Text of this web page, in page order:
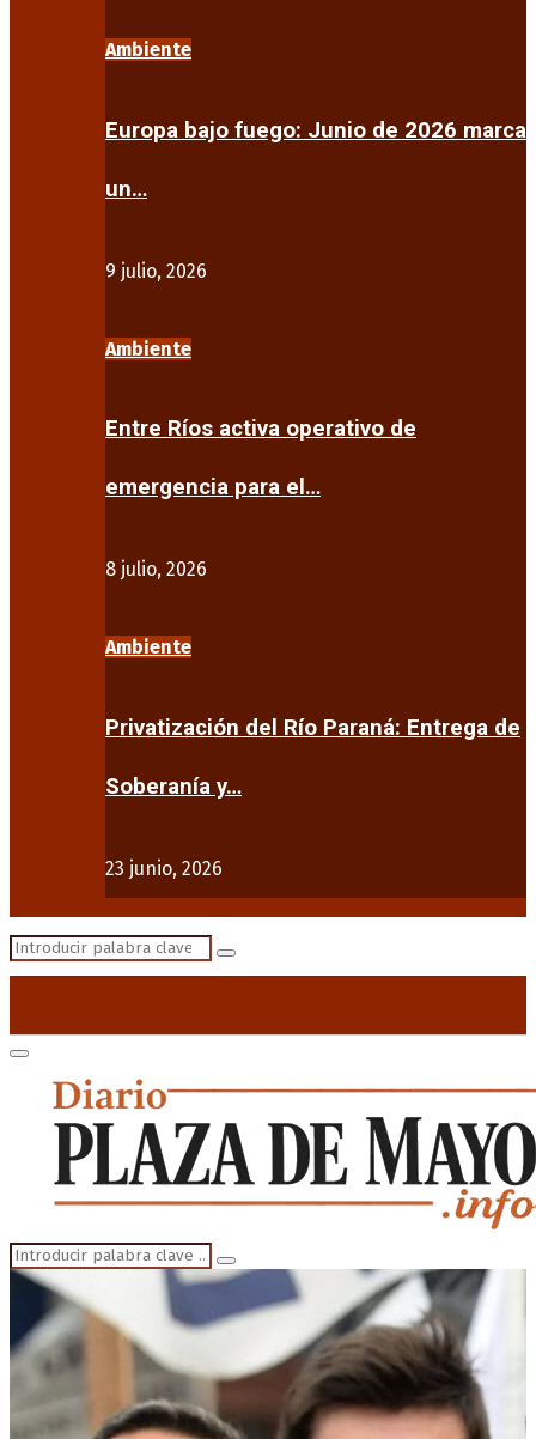
Ambiente
Europa bajo fuego: Junio de 2026 marca
un…
9 julio, 2026
Ambiente
Entre Ríos activa operativo de
emergencia para el…
8 julio, 2026
Ambiente
Privatización del Río Paraná: Entrega de
Soberanía y…
23 junio, 2026
Search
Search
Primary
Menu
Search
for:
Search